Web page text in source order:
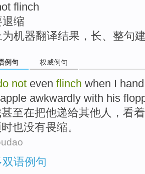
flinch
缩
为机器翻译结果，长、整句
例句 权威例句
not even flinch when I hand
awkwardly with his
甚至在把他递给其他人 ， 看着
也没有畏缩。
语例句